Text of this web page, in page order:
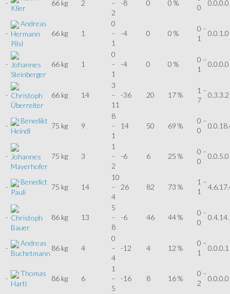
-
Klier
66 kg 2
–
2
-8 0 0 %
0
0.0.0.0
-
Andreas
Hermann
Pilsl
66 kg 1
0
–
1
-4 0 0 %
0 –
1
0.0.1.0
- Johannes
Steinberger
66 kg 1
0
–
1
-4 0 0 %
0 –
1
0.0.0.0
- Christoph
Überreiter
66 kg 14
3
–
11
-36 20 17 %
1 –
7
0.3.3.2
-
Benedikt
Heindl
75 kg 9
8
–
1
14 50 69 %
0 –
0
- Johannes
Mayerhofer
75 kg 3
1
–
2
-6 6 25 %
0 –
0
0.0.5.0
-
Benedict
Pauli
75 kg 14
10
–
4
26 82 73 %
1 –
1
- Christoph
Bauer
86 kg 13
5
–
8
-6 46 44 %
0 –
0
-
Andreas
Buchetmann
86 kg 4
0
–
4
-12 4 12 %
0 –
1
0.0.0.1
-
Thomas
Hartl
86 kg 6
1
–
5
-16 8 16 %
0 –
2
0.0.0.0